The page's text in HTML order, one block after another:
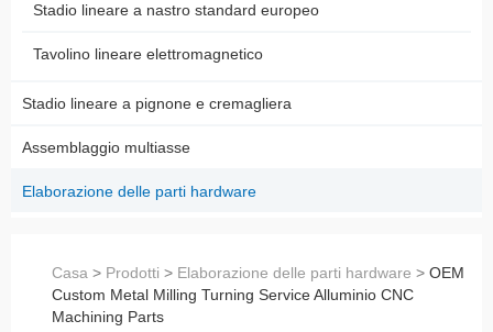
Stadio lineare a nastro standard europeo
Tavolino lineare elettromagnetico
Stadio lineare a pignone e cremagliera
Assemblaggio multiasse
Elaborazione delle parti hardware
Casa > Prodotti > Elaborazione delle parti hardware > OEM
Custom Metal Milling Turning Service Alluminio CNC
Machining Parts